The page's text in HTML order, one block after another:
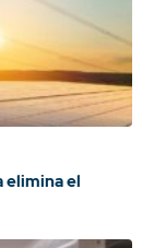
elimina el